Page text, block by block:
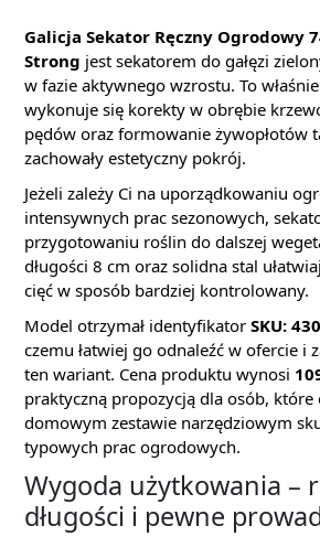
Galicja Sekator Ręczny Ogrodowy
Strong jest sekatorem do gałęzi
w fazie aktywnego wzrostu. To
wykonuje się korekty w obrębie
pędów oraz formowanie żywopłotów
zachowały estetyczny pokrój.
Jeżeli zależy Ci na uporządkowaniu
intensywnych prac sezonowych,
przygotowaniu roślin do dalszej
długości 8 cm oraz solidna stal
cięć w sposób bardziej kontrolowany.
Model otrzymał identyfikator SKU:
czemu łatwiej go odnaleźć w ofercie i
ten wariant. Cena produktu wynosi
praktyczną propozycją dla osób, które
domowym zestawie narzędziowym
typowych prac ogrodowych.
Wygoda użytkowania –
długości i pewne